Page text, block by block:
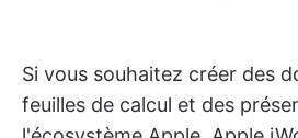
Si vous souhaitez créer des
feuilles de calcul et des